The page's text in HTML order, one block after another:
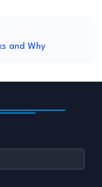
and Why